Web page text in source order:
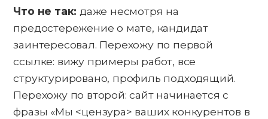
Что не так: даже несмотря на
предостережение о мате, кандидат
заинтересовал. Перехожу по первой
ссылке: вижу примеры работ, все
структурировано, профиль подходящий.
Перехожу по второй: сайт начинается с
фразы «Мы <цензура> ваших конкурентов в